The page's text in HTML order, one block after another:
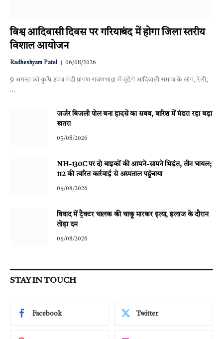
विश्व आदिवासी दिवस पर गरियाबंद में होगा जिला स्तरीय
विशाल आयोजन
Radheshyam Patel 06/08/2026
9 अगस्त को कृषि उपज मंडी प्रांगण रावणभाठा में जुटेंगे आदिवासी समाज के लोग, रैली,
…
जर्जर बिजली पोल बना हादसे का सबब, बारिश में मंडरा रहा बड़ा
खतरा
05/08/2026
NH-130C पर दो बाइकों की आमने-सामने भिड़ंत, तीन घायल;
112 की त्वरित कार्रवाई से अस्पताल पहुंचाया
05/08/2026
विवाद में ट्रैक्टर चालक की चाकू मारकर हत्या, इलाज के दौरान
तोड़ा दम
05/08/2026
STAY IN TOUCH
Facebook Twitter